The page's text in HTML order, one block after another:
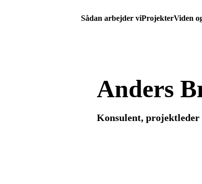
Sådan arbejder viProjekterViden
Anders
Konsulent, projektleder